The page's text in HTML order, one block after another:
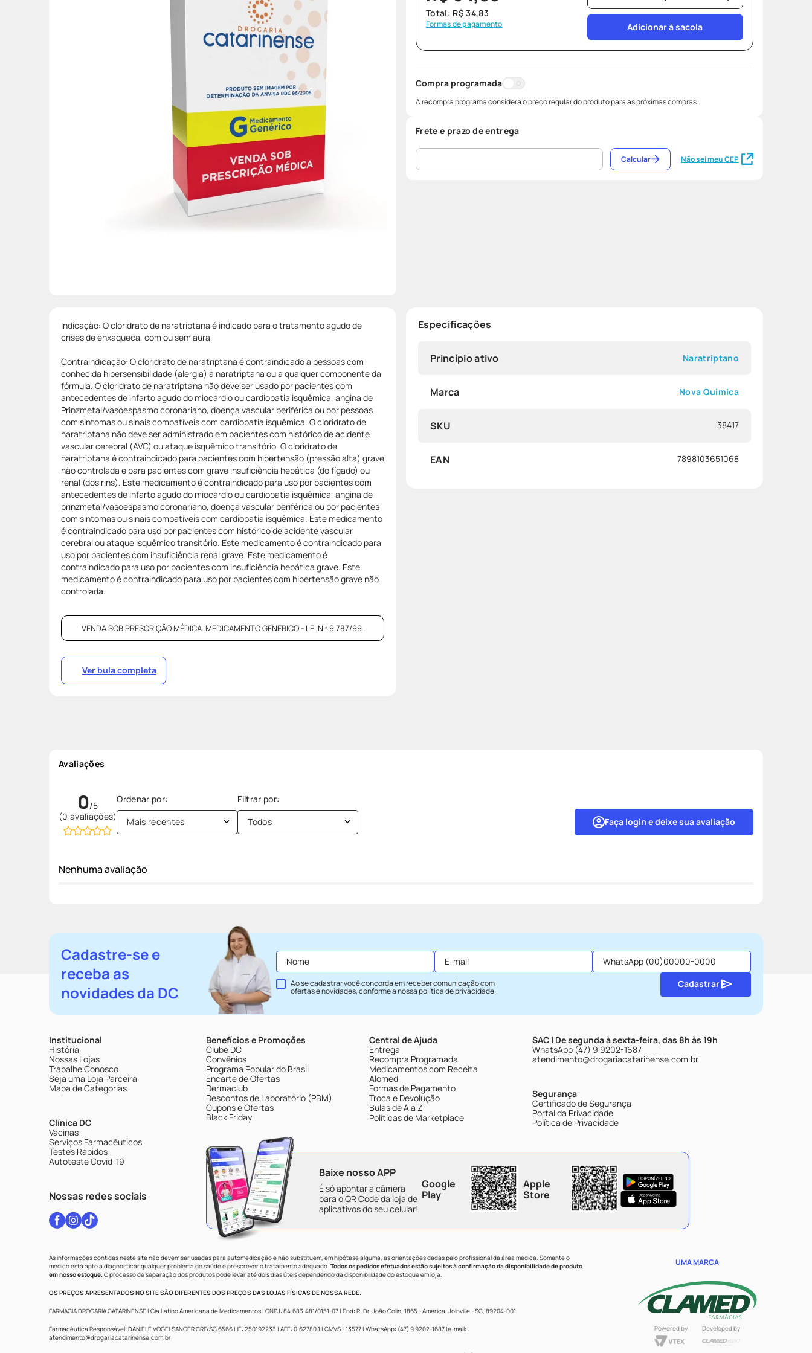
Total: R$ 34,83
Formas de pagamento Adicionar à sacola
Compra programada
A recompra programa considera o preço regular do produto para as próximas compras.
Frete e prazo de entrega
Não sei meu CEP
Calcular
Indicação: O cloridrato de naratriptana é indicado para o tratamento agudo de
crises de enxaqueca, com ou sem aura
Contraindicação: O cloridrato de naratriptana é contraindicado a pessoas com
conhecida hipersensibilidade (alergia) à naratriptana ou a qualquer componente da
fórmula. O cloridrato de naratriptana não deve ser usado por pacientes com
antecedentes de infarto agudo do miocárdio ou cardiopatia isquêmica, angina de
Prinzmetal/vasoespasmo coronariano, doença vascular periférica ou por pessoas
com sintomas ou sinais compatíveis com cardiopatia isquêmica. O cloridrato de
naratriptana não deve ser administrado em pacientes com histórico de acidente
vascular cerebral (AVC) ou ataque isquêmico transitório. O cloridrato de
naratriptana é contraindicado para pacientes com hipertensão (pressão alta) grave
não controlada e para pacientes com grave insuficiência hepática (do fígado) ou
renal (dos rins). Este medicamento é contraindicado para uso por pacientes com
antecedentes de infarto agudo do miocárdio ou cardiopatia isquêmica, angina de
prinzmetal/vasoespasmo coronariano, doença vascular periférica ou por pacientes
com sintomas ou sinais compatíveis com cardiopatia isquêmica. Este medicamento
é contraindicado para uso por pacientes com histórico de acidente vascular
cerebral ou ataque isquêmico transitório. Este medicamento é contraindicado para
uso por pacientes com insuficiência renal grave. Este medicamento é
contraindicado para uso por pacientes com insuficiência hepática grave. Este
medicamento é contraindicado para uso por pacientes com hipertensão grave não
controlada.
VENDA SOB PRESCRIÇÃO MÉDICA. MEDICAMENTO GENÉRICO - LEI N.º 9.787/99.
Ver bula completa
Especificações
Princípio ativo Naratriptano
Marca Nova Quimica
SKU 38417
EAN 7898103651068
Avaliações
0
(0 avaliações) Faça login e deixe sua avaliação
Mais recentes Todos
Nenhuma avaliação
Cadastre-se e
receba as
novidades da DC
Ao se cadastrar você concorda em receber comunicação com
ofertas e novidades, conforme a nossapolítica de privacidade.
Cadastrar
Institucional
História
Nossas Lojas
Trabalhe Conosco
Seja uma Loja Parceira
Mapa de Categorias
Clínica DC
Vacinas
Serviços Farmacêuticos
Testes Rápidos
Autoteste Covid-19
Nossas redes sociais
Benefícios e Promoções
Clube DC
Convênios
Programa Popular do Brasil
Encarte de Ofertas
Dermaclub
Descontos de Laboratório (PBM)
Cupons e Ofertas
Black Friday
Central de Ajuda
Entrega
Recompra Programada
Medicamentos com Receita
Alomed
Formas de Pagamento
Troca e Devolução
Bulas de A a Z
Políticas de Marketplace
SAC | De segunda à sexta-feira, das 8h às 19h
WhatsApp (47) 9 9202-1687
atendimento@drogariacatarinense.com.br
Segurança
Certificado de Segurança
Portal da Privacidade
Política de Privacidade
Baixe nosso APP
É só apontar a câmera
para o QR Code da loja de
aplicativos do seu celular!
Google
Play
Apple
Store
As informações contidas neste site não devem ser usadas para automedicação e não substituem, em hipótese alguma, as orientações dadas pelo profissional da área médica. Somente o
médico está apto a diagnosticar qualquer problema de saúde e prescrever o tratamento adequado. Todos os pedidos efetuados estão sujeitos à confirmação da disponibilidade de produto
em nosso estoque.O processo de separação dos produtos pode levar até dois dias úteis dependendo da disponibilidade do estoque em loja.
OS PREÇOS APRESENTADOS NO SITE SÃO DIFERENTES DOS PREÇOS DAS LOJAS FÍSICAS DE NOSSA REDE.
FARMÁCIA DROGARIA CATARINENSE | Cia Latino Americana de Medicamentos | CNPJ: 84.683.481/0151-07 | End: R. Dr. João Colin, 1865 - América, Joinville - SC, 89204-001
Farmacêutica Responsável: DANIELE VOGELSANGER CRF/SC 6566 | IE: 250192233 | AFE: 0.62780.1 | CMVS - 13577 | WhatsApp: (47) 9 9202-1687 |e-mail:
atendimento@drogariacatarinense.com.br
UMA MARCA
Powered by Developed by